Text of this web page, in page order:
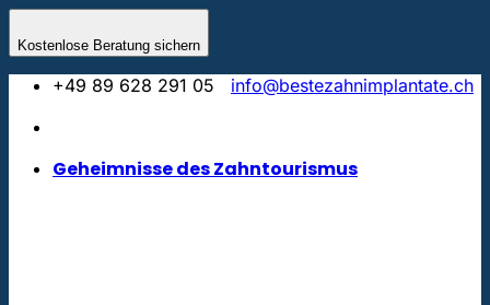
Kostenlose Beratung sichern
content
+49 89 628 291 05
info@bestezahnimplantate.ch
Geheimnisse des Zahntourismus